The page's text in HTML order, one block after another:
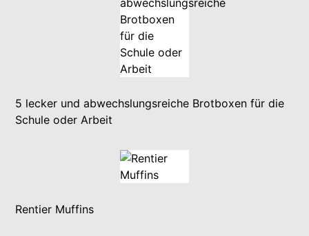
5 lecker und abwechslungsreiche Brotboxen für die
Schule oder Arbeit
Rentier Muffins